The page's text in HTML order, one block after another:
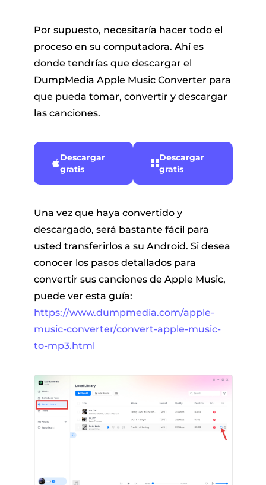
Por supuesto, necesitaría hacer todo el
proceso en su computadora. Ahí es
donde tendrías que descargar el
DumpMedia Apple Music Converter para
que pueda tomar, convertir y descargar
las canciones.
Descargar
gratis
Descargar
gratis
Una vez que haya convertido y
descargado, será bastante fácil para
usted transferirlos a su Android. Si desea
conocer los pasos detallados para
convertir sus canciones de Apple Music,
puede ver esta guía:
https://www.dumpmedia.com/apple-
music-converter/convert-apple-music-
to-mp3.html